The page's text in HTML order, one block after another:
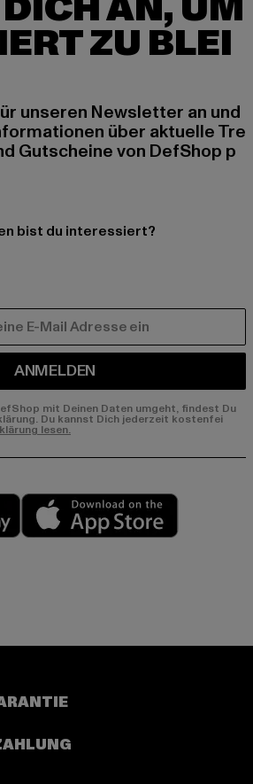
ZU BLEI
unseren Newsletter an und
über aktuelle Tre
Gutscheine von DefShop p
bist du interessiert?
ANMELDEN
mit Deinen Daten umgeht, findest Du
Du kannst Dich jederzeit kostenfei
lesen.
Play market